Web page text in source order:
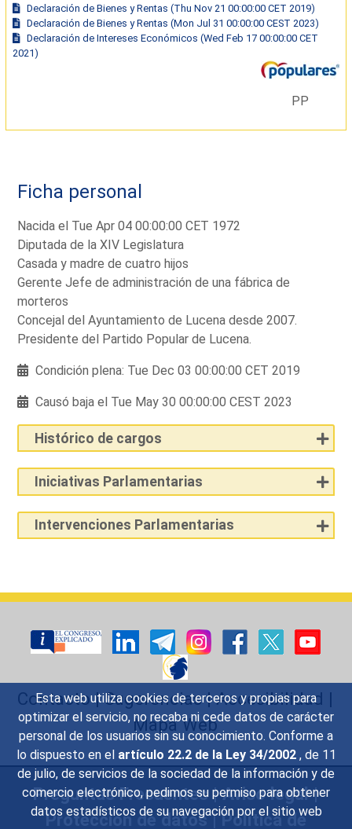
Esta web utiliza cookies de terceros y propias para
optimizar el servicio, no recaba ni cede datos de carácter
personal de los usuarios sin su conocimiento. Conforme a
lo dispuesto en el artículo 22.2 de la Ley 34/2002 , de 11
de julio, de servicios de la sociedad de la información y de
comercio electrónico, pedimos su permiso para obtener
datos estadísticos de su navegación por el sitio web
Declaración de Bienes y Rentas (Thu Nov 21 00:00:00 CET 2019)
Declaración de Bienes y Rentas (Mon Jul 31 00:00:00 CEST 2023)
Declaración de Intereses Económicos (Wed Feb 17 00:00:00 CET
2021)
PP
Ficha personal
Nacida el Tue Apr 04 00:00:00 CET 1972
Diputada de la XIV Legislatura
Casada y madre de cuatro hijos
Gerente Jefe de administración de una fábrica de
morteros
Concejal del Ayuntamiento de Lucena desde 2007.
Presidente del Partido Popular de Lucena.
Condición plena: Tue Dec 03 00:00:00 CET 2019
Causó baja el Tue May 30 00:00:00 CEST 2023
Histórico de cargos
Iniciativas Parlamentarias
Intervenciones Parlamentarias
Contacto|Sugerencias|Accesibilidad |
Mapa Web
Preguntas Frecuentes|Aviso legal|
Protección de datos|Política de